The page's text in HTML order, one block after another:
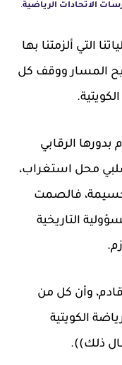
الاتحادات الرياضية.
التي ألزمتنا بها
المسار ووقف كل
بدورها الرقابي
محل استغراب،
فالصمت
التاريخية
قادم، وأن كل من
الكويتية
ذلك)).